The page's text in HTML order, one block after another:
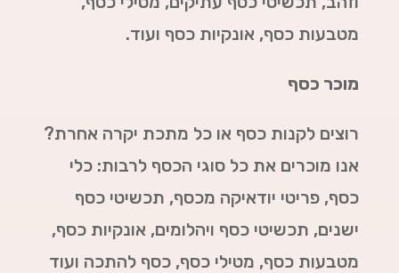
מטבעות כסף, אונקיות כסף ועוד.
מוכר כסף
רוצים לקנות כסף או כל מתכת יקרה אחרת?
אנו מוכרים את כל סוגי הכסף לרבות: כלי
כסף, פריטי יודאיקה מכסף, תכשיטי כסף
ישנים, תכשיטי כסף ויהלומים, אונקיות כסף,
מטבעות כסף, מטילי כסף, כסף להתכה ועוד